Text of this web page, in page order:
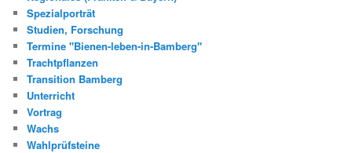
Spezialporträt
Studien, Forschung
Termine "Bienen-leben-in-Bamberg"
Trachtpflanzen
Transition Bamberg
Unterricht
Vortrag
Wachs
Wahlprüfsteine